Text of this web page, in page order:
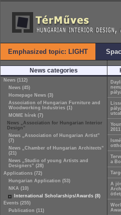
Emphasized topic: LIGHT
News categories
News (112)
News (45)
Homepage News (3)
Association of Hungarian Furniture and
Woodworking Industries (1)
MOME hírek (7)
News „Association for Hungarian Interior
Design”
News „Association of Hungarian Artist”
(7)
News „Chamber of Hungarian Architects”
(21)
News „Studio of young Artists and
Designers” (28)
Applications (72)
Hungarian Application (53)
NKA (10)
International Scholarships/Awards (8)
Events (255)
Publication (11)
a
A